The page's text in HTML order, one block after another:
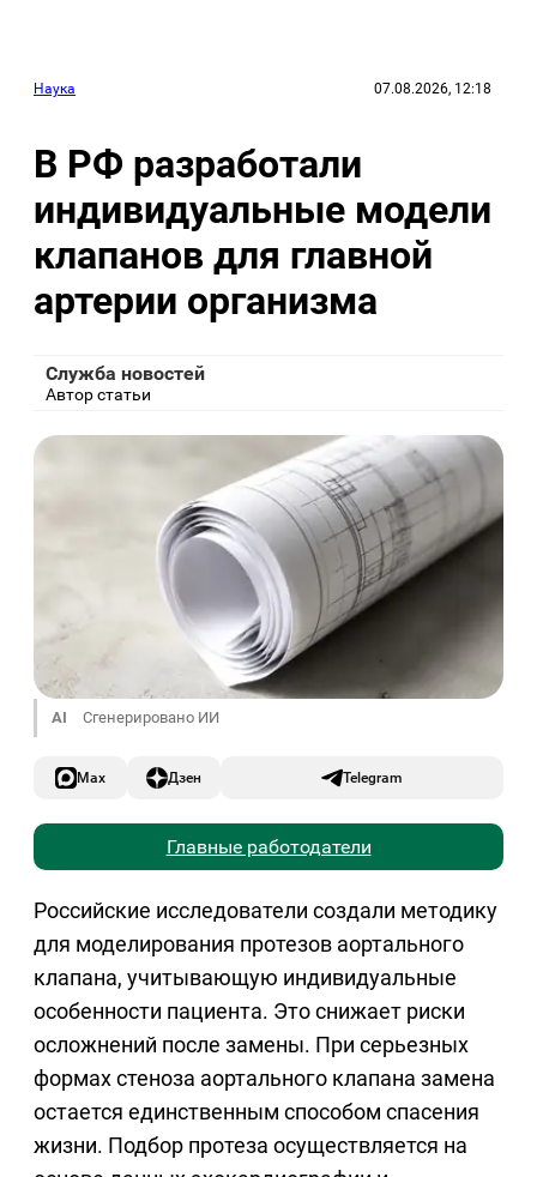
Наука 07.08.2026, 12:18
В РФ разработали
индивидуальные модели
клапанов для главной
артерии организма
Служба новостей
Автор статьи
AI Сгенерировано ИИ
Max Дзен Telegram
Главные работодатели
Российские исследователи создали методику
для моделирования протезов аортального
клапана, учитывающую индивидуальные
особенности пациента. Это снижает риски
осложнений после замены. При серьезных
формах стеноза аортального клапана замена
остается единственным способом спасения
жизни. Подбор протеза осуществляется на